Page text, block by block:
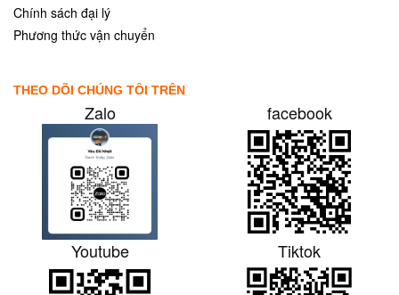
Chính sách đại lý
Phương thức vận chuyển
THEO DÕI CHÚNG TÔI TRÊN
Zalo facebook
Youtube Tiktok